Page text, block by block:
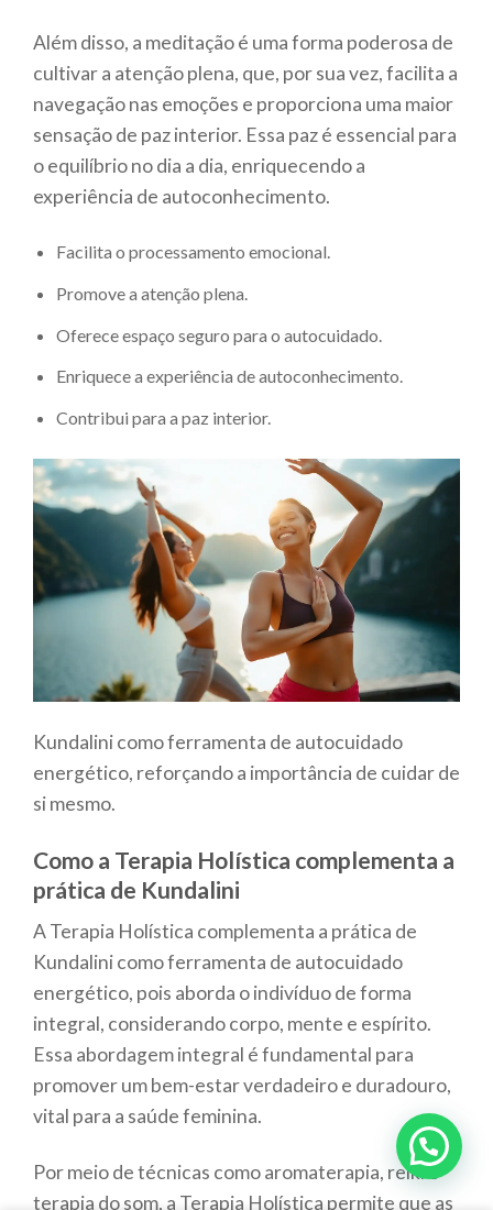
Além disso, a meditação é uma forma poderosa de
cultivar a atenção plena, que, por sua vez, facilita a
navegação nas emoções e proporciona uma maior
sensação de paz interior. Essa paz é essencial para
o equilíbrio no dia a dia, enriquecendo a
experiência de autoconhecimento.
Facilita o processamento emocional.
Promove a atenção plena.
Oferece espaço seguro para o autocuidado.
Enriquece a experiência de autoconhecimento.
Contribui para a paz interior.
Kundalini como ferramenta de autocuidado
energético, reforçando a importância de cuidar de
si mesmo.
Como a Terapia Holística complementa a
prática de Kundalini
A Terapia Holística complementa a prática de
Kundalini como ferramenta de autocuidado
energético, pois aborda o indivíduo de forma
integral, considerando corpo, mente e espírito.
Essa abordagem integral é fundamental para
promover um bem-estar verdadeiro e duradouro,
vital para a saúde feminina.
Por meio de técnicas como aromaterapia, reiki e
terapia do som, a Terapia Holística permite que as